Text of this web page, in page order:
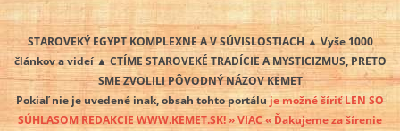
STAROVEKÝ EGYPT KOMPLEXNE A V SÚVISLOSTIACH ▲ Vyše 1000
článkov a videí ▲ CTÍME STAROVEKÉ TRADÍCIE A MYSTICIZMUS, PRETO
SME ZVOLILI PÔVODNÝ NÁZOV KEMET
Pokiaľ nie je uvedené inak, obsah tohto portálu je možné šíriť LEN SO
SÚHLASOM REDAKCIE WWW.KEMET.SK! » VIAC « Ďakujeme za šírenie